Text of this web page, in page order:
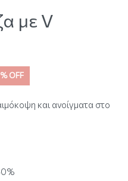
με V
OFF
και ανοίγματα στο